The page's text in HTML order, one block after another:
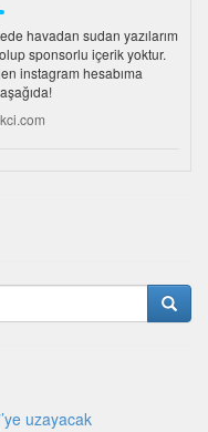
havadan sudan yazılarım
sponsorlu içerik yoktur.
instagram hesabıma
uzayacak